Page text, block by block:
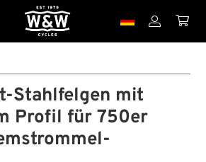
 
Stahlfelgen mit
Profil für 750er